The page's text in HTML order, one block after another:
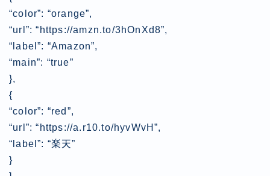
“color”: “orange”,
“url”: “https://amzn.to/3hOnXd8”,
“label”: “Amazon”,
“main”: “true”
},
{
“color”: “red”,
“url”: “https://a.r10.to/hyvWvH”,
“label”: “楽天”
}